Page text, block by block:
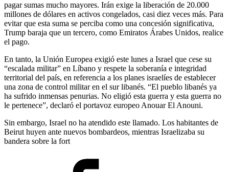
pagar sumas mucho mayores. Irán exige la liberación de 20.000
millones de dólares en activos congelados, casi diez veces más. Para
evitar que esta suma se perciba como una concesión significativa,
Trump baraja que un tercero, como Emiratos Árabes Unidos, realice
el pago.
En tanto, la Unión Europea exigió este lunes a Israel que cese su
“escalada militar” en Líbano y respete la soberanía e integridad
territorial del país, en referencia a los planes israelíes de establecer
una zona de control militar en el sur libanés. “El pueblo libanés ya
ha sufrido inmensas penurias. No eligió esta guerra y esta guerra no
le pertenece”, declaró el portavoz europeo Anouar El Anouni.
Sin embargo, Israel no ha atendido este llamado. Los habitantes de
Beirut huyen ante nuevos bombardeos, mientras Israelizaba su
bandera sobre la fort